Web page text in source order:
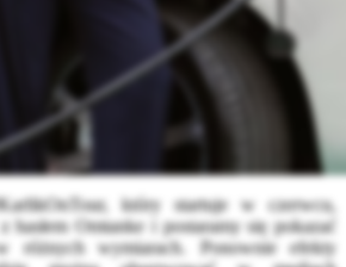
który startuje w czerwcu,
hasłem Omtanke i postaramy się pokazać
różnych wymiarach. Ponownie efekty